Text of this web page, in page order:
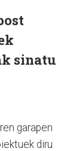
sinatu
garapen
diru